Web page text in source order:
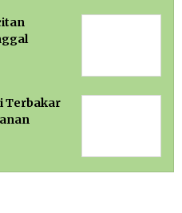
Terbakar